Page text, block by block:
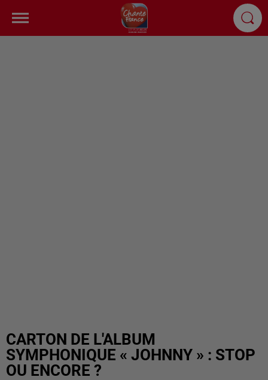
CARTON DE L'ALBUM
SYMPHONIQUE « JOHNNY » : STOP
OU ENCORE ?